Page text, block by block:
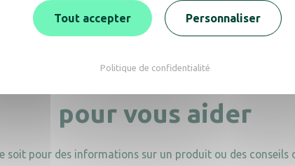
Nous sommes là
pour vous aider
soit pour des informations sur un produit ou des conseils
Tout accepter Personnaliser
Politique de confidentialité